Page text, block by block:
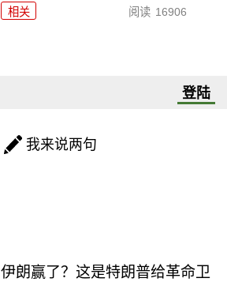
相关 阅读 16906
登陆
我来说两句
伊朗赢了？这是特朗普给革命卫